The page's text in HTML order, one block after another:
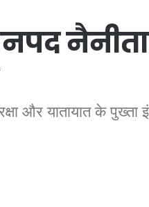
और यातायात के